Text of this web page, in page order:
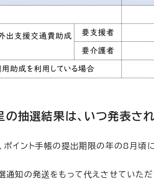
抽選結果は、いつ発表さ
イント手帳の提出期限の年の8月頃に
通知の発送をもって代えさせていただ